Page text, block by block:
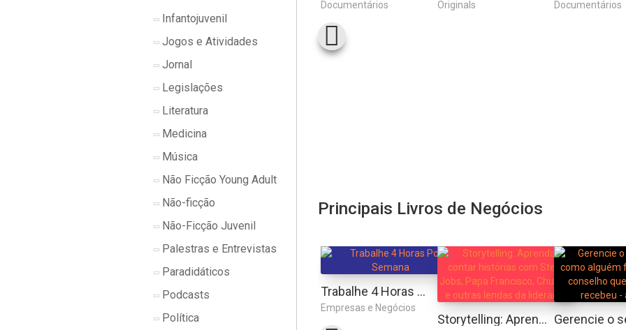
Infantojuvenil
Jogos e Atividades
Jornal
Legislações
Literatura
Medicina
Música
Não Ficção Young Adult
Não-ficção
Não-Ficção Juvenil
Palestras e Entrevistas
Paradidáticos
Podcasts
Política
Documentários Originals Documentários
Principais Livros de Negócios
Trabalhe 4 Horas Por Semana
Empresas e Negócios
Storytelling: Aprenda a contar histórias com Steve Jobs, Papa Francisco, Churchill e outras lendas da liderança